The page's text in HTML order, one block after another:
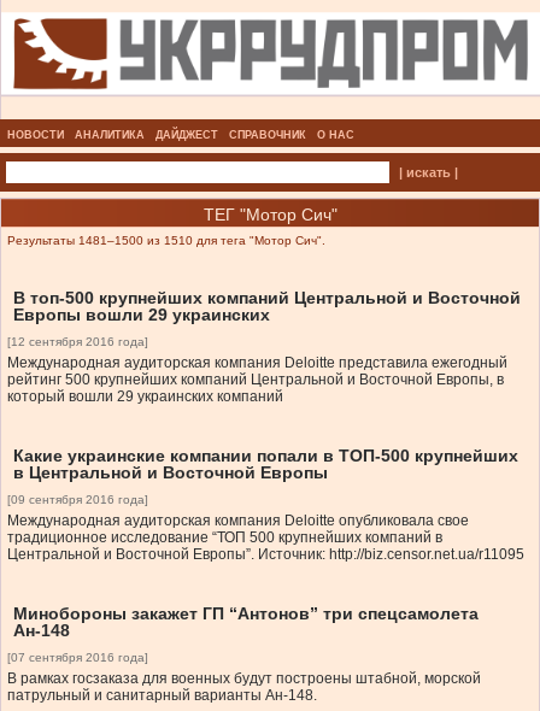
НОВОСТИ АНАЛИТИКА ДАЙДЖЕСТ СПРАВОЧНИК О НАС
| искать |
ТЕГ "Мотор Сич"
Результаты 1481–1500 из 1510 для тега "Мотор Сич".
В топ-500 крупнейших компаний Центральной и Восточной
Европы вошли 29 украинских
[12 сентября 2016 года]
Международная аудиторская компания Deloitte представила ежегодный
рейтинг 500 крупнейших компаний Центральной и Восточной Европы, в
который вошли 29 украинских компаний
Какие украинские компании попали в ТОП-500 крупнейших
в Центральной и Восточной Европы
[09 сентября 2016 года]
Международная аудиторская компания Deloitte опубликовала свое
традиционное исследование “ТОП 500 крупнейших компаний в
Центральной и Восточной Европы”. Источник: http://biz.censor.net.ua/r11095
Минобороны закажет ГП “Антонов” три спецсамолета
Ан-148
[07 сентября 2016 года]
В рамках госзаказа для военных будут построены штабной, морской
патрульный и санитарный варианты Ан-148.